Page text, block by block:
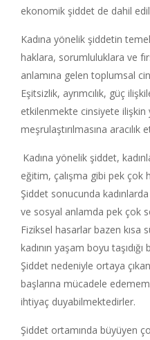
ekonomik şiddet de dahil
Kadına yönelik şiddetin
haklara, sorumluluklara ve
anlamına gelen toplumsal
Eşitsizlik, ayrımcılık, güç
etkilenmekte cinsiyete ilişkin
meşrulaştırılmasına aracılık
Kadına yönelik şiddet,
eğitim, çalışma gibi pek çok
Şiddet sonucunda
ve sosyal anlamda pek çok
Fiziksel hasarlar bazen kısa
kadının yaşam boyu
Şiddet nedeniyle ortaya
başlarına mücadele
ihtiyaç duyabilmektedirler.
Şiddet ortamında büyüyen